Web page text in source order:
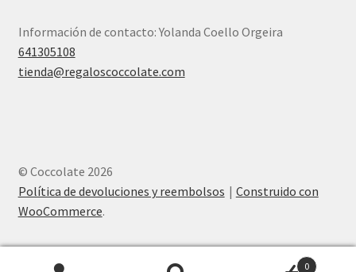
Información de contacto: Yolanda Coello Orgeira
641305108
tienda@regaloscoccolate.com
© Coccolate 2026
Política de devoluciones y reembolsos
Construido con
WooCommerce.
0